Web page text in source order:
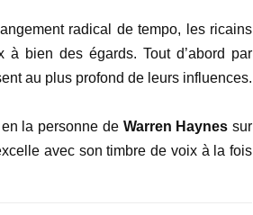
radical de tempo, les ricains
à bien des égards. Tout d’abord par
au plus profond de leurs influences.
la personne de Warren Haynessur
avec son timbre de voix à la fois